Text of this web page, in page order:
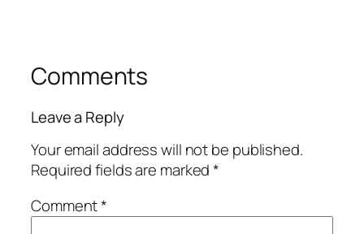
Comments
Leave a Reply
Your email address will not be published.
Required fields are marked*
Comment*